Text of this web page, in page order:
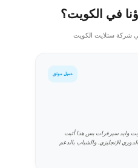
في الكويت؟
شركة ستلايت الكويت
عميل موثق
وايد سيرفرات بس هذا أثبت
الإنجليزي. والشباب بالدعم